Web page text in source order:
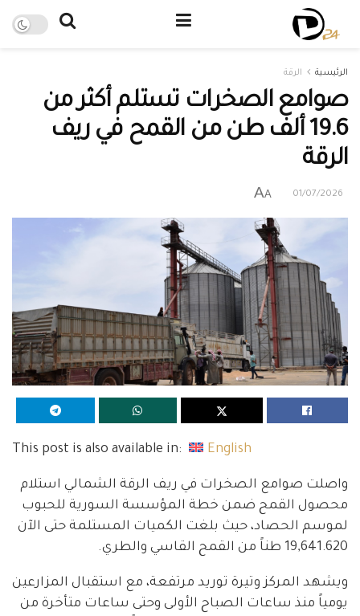
الرئيسية الرقة
صوامع الصخرات تستلم أكثر من
19.6 ألف طن من القمح في ريف
الرقة
01/07/2026
A
A
This post is also available in: English
واصلت صوامع الصخرات في ريف الرقة الشمالي استلام
محصول القمح ضمن خطة المؤسسة السورية للحبوب
لموسم الحصاد، حيث بلغت الكميات المستلمة حتى الآن
19,641.620 طناً من القمح القاسي والطري.
ويشهد المركز وتيرة توريد مرتفعة، مع استقبال المزارعين
يومياً منذ ساعات الصباح الأولى وحتى ساعات متأخرة من